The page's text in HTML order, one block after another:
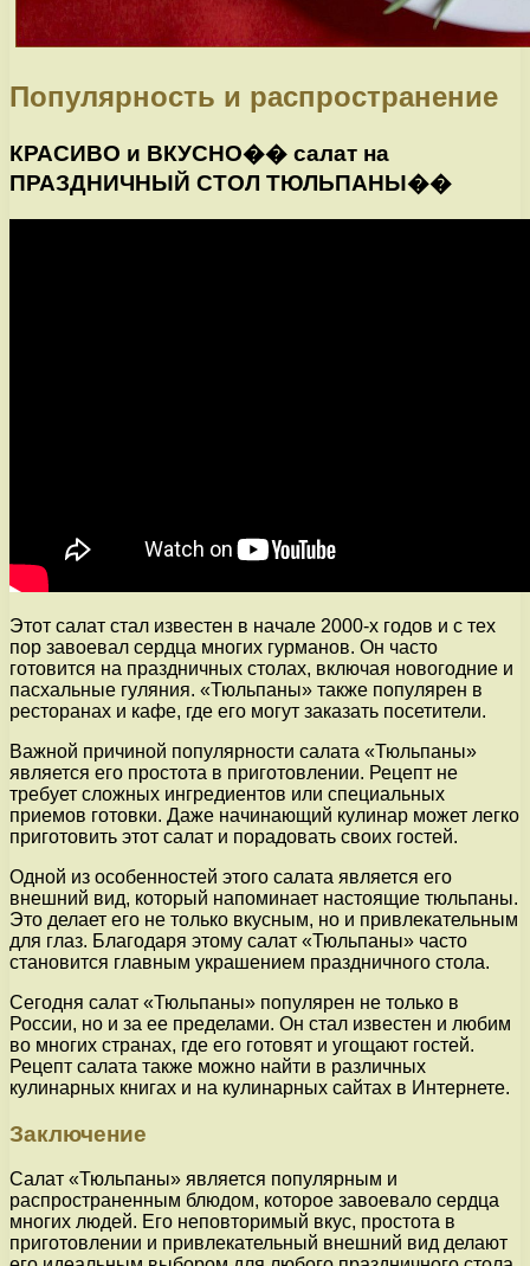
Популярность и распространение
КРАСИВО и ВКУСНО�� салат на
ПРАЗДНИЧНЫЙ СТОЛ ТЮЛЬПАНЫ��
Этот салат стал известен в начале 2000-х годов и с тех
пор завоевал сердца многих гурманов. Он часто
готовится на праздничных столах, включая новогодние и
пасхальные гуляния. «Тюльпаны» также популярен в
ресторанах и кафе, где его могут заказать посетители.
Важной причиной популярности салата «Тюльпаны»
является его простота в приготовлении. Рецепт не
требует сложных ингредиентов или специальных
приемов готовки. Даже начинающий кулинар может легко
приготовить этот салат и порадовать своих гостей.
Одной из особенностей этого салата является его
внешний вид, который напоминает настоящие тюльпаны.
Это делает его не только вкусным, но и привлекательным
для глаз. Благодаря этому салат «Тюльпаны» часто
становится главным украшением праздничного стола.
Сегодня салат «Тюльпаны» популярен не только в
России, но и за ее пределами. Он стал известен и любим
во многих странах, где его готовят и угощают гостей.
Рецепт салата также можно найти в различных
кулинарных книгах и на кулинарных сайтах в Интернете.
Заключение
Салат «Тюльпаны» является популярным и
распространенным блюдом, которое завоевало сердца
многих людей. Его неповторимый вкус, простота в
приготовлении и привлекательный внешний вид делают